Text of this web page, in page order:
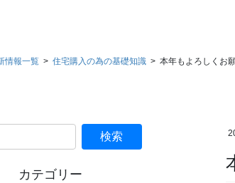
情報一覧 住宅購入の為の基礎知識 本年もよろしくお
カテゴリー